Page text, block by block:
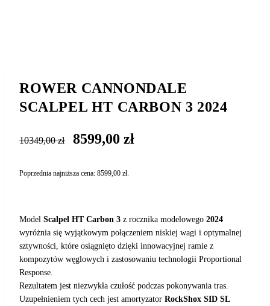
ROWER CANNONDALE
SCALPEL HT CARBON 3 2024
10349,00zł
Pierwotna
wynosiła:
8599,00 złAktualna
Poprzednia najniższa cena: 8599,00 zł.
Model Scalpel HT Carbon 3 z rocznika modelowego 2024
wyróżnia się wyjątkowym połączeniem niskiej wagi i optymalnej
sztywności, które osiągnięto dzięki innowacyjnej ramie z
kompozytów węglowych i zastosowaniu technologii Proportional
Response.
Rezultatem jest niezwykła czułość podczas pokonywania tras.
Uzupełnieniem tych cech jest amortyzator RockShox SID SL